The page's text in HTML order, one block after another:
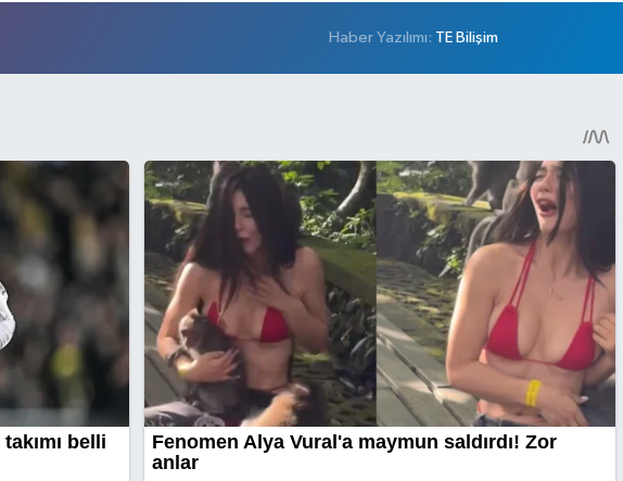
Haber Yazılımı: TE Bilişim